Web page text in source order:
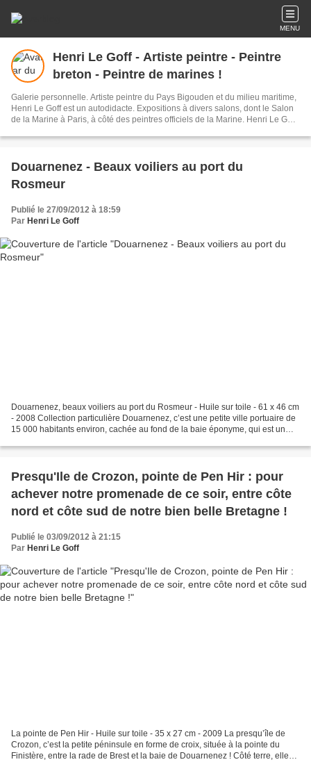
MENU
Henri Le Goff - Artiste peintre - Peintre
breton - Peintre de marines !
Galerie personnelle. Artiste peintre du Pays Bigouden et du milieu maritime,
Henri Le Goff est un autodidacte. Expositions à divers salons, dont le Salon
de la Marine à Paris, à côté des peintres officiels de la Marine. Henri Le Goff
d'Or de la société académique ARTS - SCIENCES - LETTRES. Siret : 427
Douarnenez - Beaux voiliers au port du
Rosmeur
Publié le 27/09/2012 à 18:59
Par Henri Le Goff
Douarnenez, beaux voiliers au port du Rosmeur - Huile sur toile - 61 x 46 cm
- 2008 Collection particulière Douarnenez, c’est une petite ville portuaire de
15 000 habitants environ, cachée au fond de la baie éponyme, qui est un
Presqu'Ile de Crozon, pointe de Pen Hir : pour
achever notre promenade de ce soir, entre côte
nord et côte sud de notre bien belle Bretagne !
Publié le 03/09/2012 à 21:15
Par Henri Le Goff
La pointe de Pen Hir - Huile sur toile - 35 x 27 cm - 2009 La presqu’île de
Crozon, c’est la petite péninsule en forme de croix, située à la pointe du
Finistère, entre la rade de Brest et la baie de Douarnenez ! Côté terre, elle